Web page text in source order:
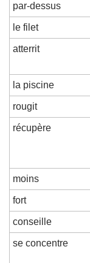
par-dessus
le filet
atterrit
la piscine
rougit
récupère
moins
fort
conseille
se concentre